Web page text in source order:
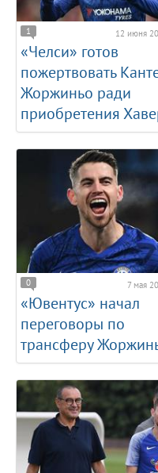
1 12 июня
«Челси» готов
пожертвовать
Жоржиньо ради
приобретения
0 7 мая
«Ювентус» начал
переговоры по
трансферу